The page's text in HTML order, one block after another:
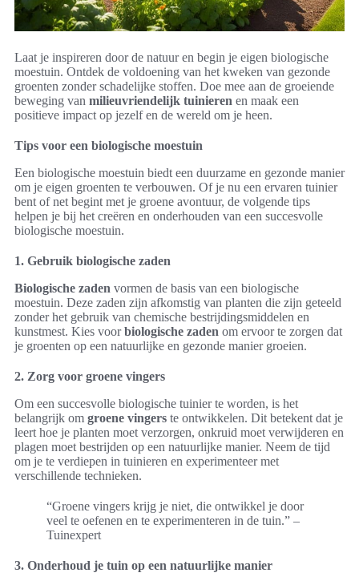
Laat je inspireren door de natuur en begin je eigen biologische
moestuin. Ontdek de voldoening van het kweken van gezonde
groenten zonder schadelijke stoffen. Doe mee aan de groeiende
beweging van milieuvriendelijk tuinieren en maak een
positieve impact op jezelf en de wereld om je heen.
Tips voor een biologische moestuin
Een biologische moestuin biedt een duurzame en gezonde manier
om je eigen groenten te verbouwen. Of je nu een ervaren tuinier
bent of net begint met je groene avontuur, de volgende tips
helpen je bij het creëren en onderhouden van een succesvolle
biologische moestuin.
1. Gebruik biologische zaden
Biologische zaden vormen de basis van een biologische
moestuin. Deze zaden zijn afkomstig van planten die zijn geteeld
zonder het gebruik van chemische bestrijdingsmiddelen en
kunstmest. Kies voorbiologische zaden om ervoor te zorgen dat
je groenten op een natuurlijke en gezonde manier groeien.
2. Zorg voor groene vingers
Om een succesvolle biologische tuinier te worden, is het
belangrijk om groene vingers te ontwikkelen. Dit betekent dat je
leert hoe je planten moet verzorgen, onkruid moet verwijderen en
plagen moet bestrijden op een natuurlijke manier. Neem de tijd
om je te verdiepen in tuinieren en experimenteer met
verschillende technieken.
“Groene vingers krijg je niet, die ontwikkel je door
veel te oefenen en te experimenteren in de tuin.” –
Tuinexpert
3. Onderhoud je tuin op een natuurlijke manier